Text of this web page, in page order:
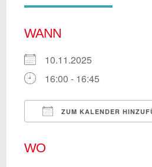
WANN
10.11.2025
16:00 - 16:45
ZUM KALENDER
WO